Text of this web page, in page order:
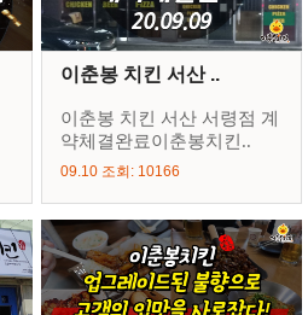
이춘봉 치킨 서산 ..
이춘봉 치킨 서산 서령점 계
약체결완료이춘봉치킨..
09.10 조회: 10166